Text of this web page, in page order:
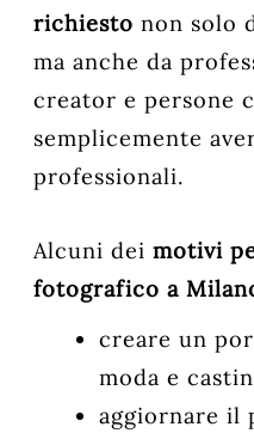
richiesto non solo
ma anche da
creator e persone
semplicemente
professionali.
Alcuni deimotivi
fotografico a
creare un
moda e
aggiornare il